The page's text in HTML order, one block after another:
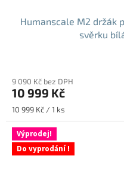
Humanscale M2 držák
svěrku
9 090 Kč bez DPH
10 999 Kč
Měrná
cena:
10 999 Kč / 1 ks
Výprodej!
Do vyprodání !